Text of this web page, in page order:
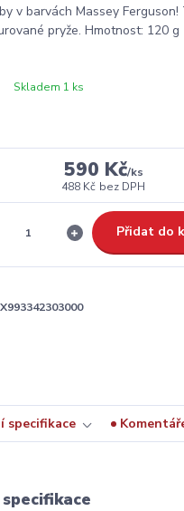
v barvách Massey Ferguson!
pryže. Hmotnost: 120
Skladem 1 ks
590 Kč/ks
488 Kč bez DPH
Přidat do
X993342303000
specifikace